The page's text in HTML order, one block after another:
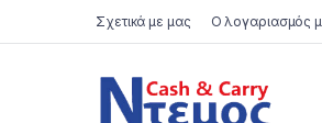
Σχετικά με μας Ο λογαριασμός